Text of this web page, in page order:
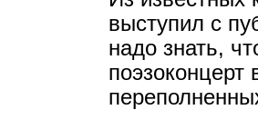
выступил с
надо знать,